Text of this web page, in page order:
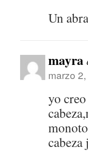
Un
mayra
marzo
yo
cabeza